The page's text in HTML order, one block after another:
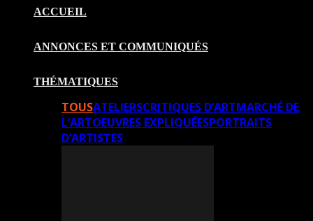
ACCUEIL
ANNONCES ET COMMUNIQUÉS
THÉMATIQUES
TOUSATELIERSCRITIQUES D’ARTMARCHÉ DE
L’ARTOEUVRES EXPLIQUÉESPORTRAITS
D’ARTISTES